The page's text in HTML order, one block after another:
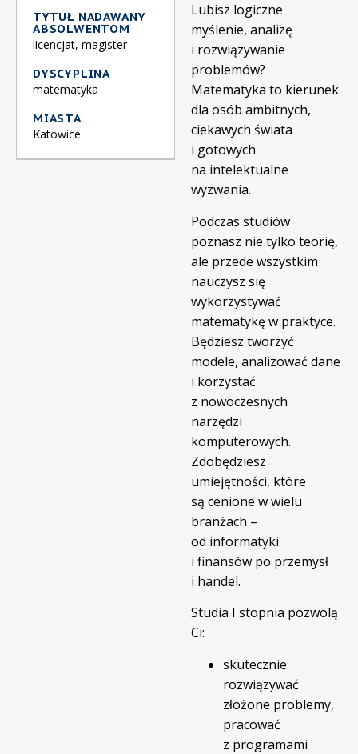
Lubisz logiczne
myślenie, analizę
i rozwiązywanie
problemów?
Matematyka to kierunek
dla osób ambitnych,
ciekawych świata
i gotowych
na intelektualne
wyzwania.
Podczas studiów
poznasz nie tylko teorię,
ale przede wszystkim
nauczysz się
wykorzystywać
matematykę w praktyce.
Będziesz tworzyć
modele, analizować dane
i korzystać
z nowoczesnych
narzędzi
komputerowych.
Zdobędziesz
umiejętności, które
są cenione w wielu
branżach –
od informatyki
i finansów po przemysł
i handel.
Studia I stopnia pozwolą
Ci:
skutecznie
rozwiązywać
złożone problemy,
pracować
z programami
TYTUŁ NADAWANY
ABSOLWENTOM
licencjat, magister
DYSCYPLINA
matematyka
MIASTA
Katowice